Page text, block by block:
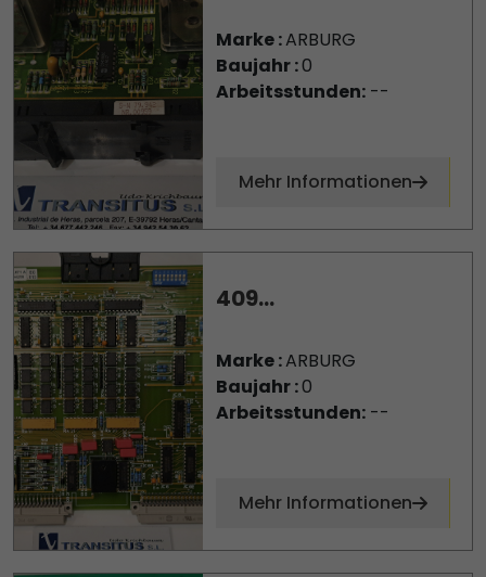
Marke :ARBURG
Baujahr :0
Arbeitsstunden:--
Mehr Informationen
409...
Marke :ARBURG
Baujahr :0
Arbeitsstunden:--
Mehr Informationen